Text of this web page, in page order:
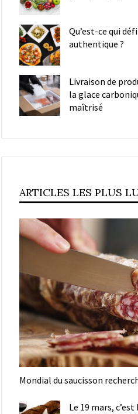
Qu’est-ce qui
authentique ?
Livraison de
la glace
maîtrisé
ARTICLES LES PLUS
Mondial du saucisson
Le 19 mars,